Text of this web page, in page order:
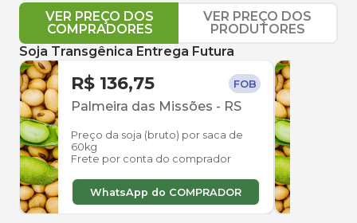
VER PREÇO DOS
COMPRADORES
VER PREÇO DOS
PRODUTORES
Soja Transgênica Entrega Futura
R$ 136,75 FOB
Palmeira das Missões - RS
Preço da soja (bruto) por saca de
60kg
Frete por conta do comprador
WhatsApp do COMPRADOR